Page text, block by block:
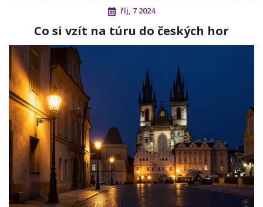
říj, 7 2024
Co si vzít na túru do českých hor